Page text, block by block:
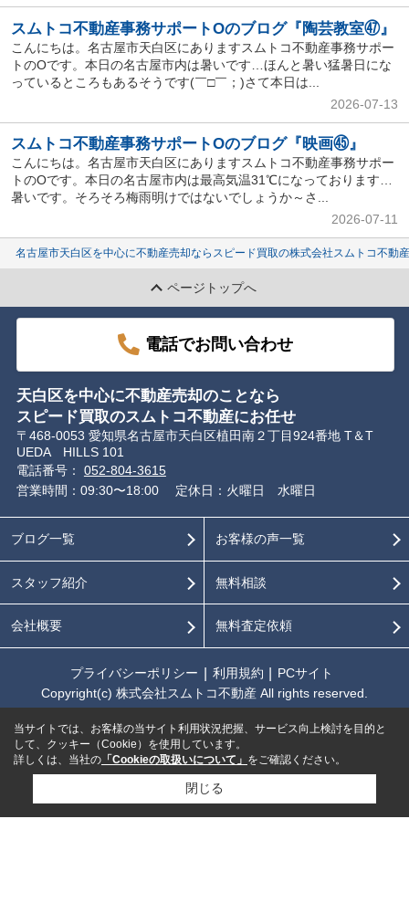
スムトコ不動産事務サポートOのブログ『陶芸教室㊼』
こんにちは。名古屋市天白区にありますスムトコ不動産事務サポー
トのOです。本日の名古屋市内は暑いです…ほんと暑い猛暑日にな
っているところもあるそうです(￣□￣；)さて本日は...
2026-07-13
スムトコ不動産事務サポートOのブログ『映画㊺』
こんにちは。名古屋市天白区にありますスムトコ不動産事務サポー
トのOです。本日の名古屋市内は最高気温31℃になっております…
暑いです。そろそろ梅雨明けではないでしょうか～さ...
2026-07-11
名古屋市天白区を中心に不動産売却ならスピード買取の株式会社スムトコ不動
ページトップへ
電話でお問い合わせ
天白区を中心に不動産売却のことなら
スピード買取のスムトコ不動産にお任せ
〒468-0053 愛知県名古屋市天白区植田南２丁目924番地 T＆T
UEDA HILLS 101
電話番号： 052-804-3615
営業時間：09:30〜18:00
定休日：火曜日 水曜日
ブログ一覧
スタッフ紹介
会社概要
お客様の声一覧
無料相談
無料査定依頼
プライバシーポリシー 利用規約
PCサイト
Copyright(c) 株式会社スムトコ不動産 All rights reserved.
当サイトでは、お客様の当サイト利用状況把握、サービス向上検討を目的と
して、クッキー（Cookie）を使用しています。
詳しくは、当社の 「Cookieの取扱いについて」 をご確認ください。
閉じる